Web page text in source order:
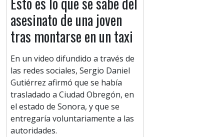
asesinato de una joven
tras montarse en un taxi
En un video difundido a través de
las redes sociales, Sergio Daniel
Gutiérrez afirmó que se había
trasladado a Ciudad Obregón, en
el estado de Sonora, y que se
entregaría voluntariamente a las
autoridades.